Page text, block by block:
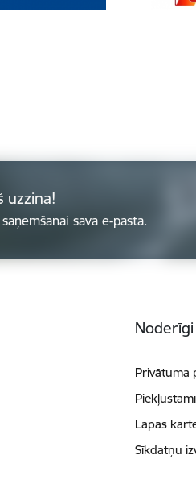
uzzina!
savā e-pastā.
Noderīgi
Privātuma
Lapas
Sīkdatņu